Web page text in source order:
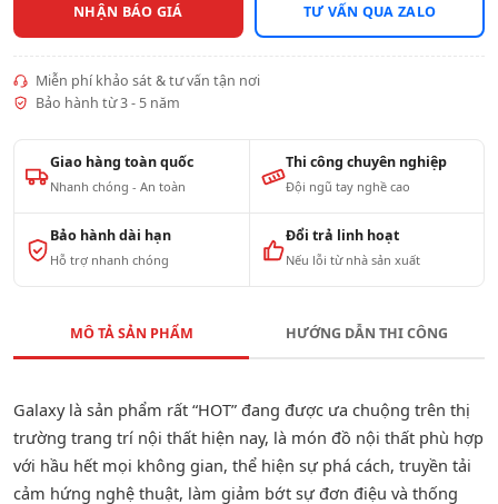
NHẬN BÁO GIÁ TƯ VẤN QUA ZALO
Miễn phí khảo sát & tư vấn tận nơi
Bảo hành từ 3 - 5 năm
Giao hàng toàn quốc
Nhanh chóng - An toàn
Thi công chuyên nghiệp
Đội ngũ tay nghề cao
Bảo hành dài hạn
Hỗ trợ nhanh chóng
Đổi trả linh hoạt
Nếu lỗi từ nhà sản xuất
MÔ TẢ SẢN PHẨM HƯỚNG DẪN THI CÔNG
Galaxy là sản phẩm rất “HOT” đang được ưa chuộng trên thị
trường trang trí nội thất hiện nay, là món đồ nội thất phù hợp
với hầu hết mọi không gian, thể hiện sự phá cách, truyền tải
cảm hứng nghệ thuật, làm giảm bớt sự đơn điệu và thống